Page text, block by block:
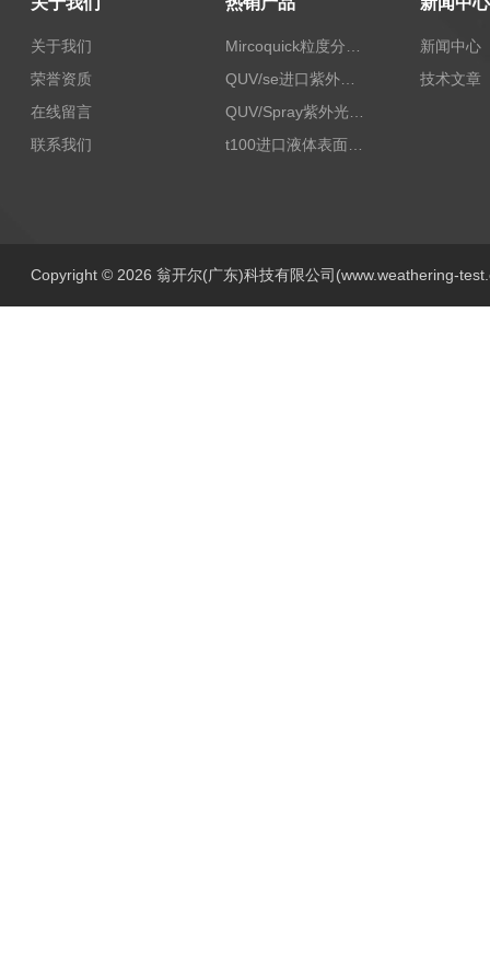
关于我们
荣誉资质
在线留言
联系我们
QUV/se进口紫外老化试验箱Q-lab
QUV/Spray紫外光加速老化试验箱
t100进口液体表面张力测试仪
新闻中心
技术文章
Copyright © 2026 翁开尔(广东)科技有限公司(www.weathering-